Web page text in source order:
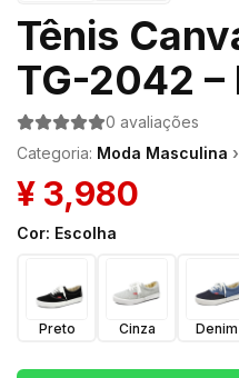
Tênis
TG-2042 –
0 avaliações
Categoria: Moda Masculina ›
¥ 3,980
Cor: Escolha
Preto Cinza Denim